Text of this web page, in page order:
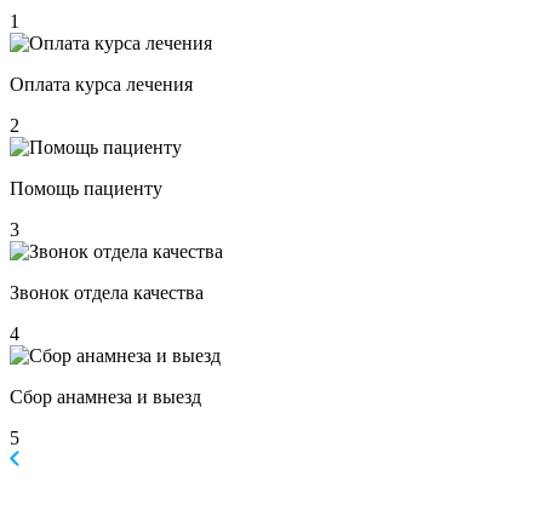
1
Оплата курса лечения
2
Помощь пациенту
3
Звонок отдела качества
4
Сбор анамнеза и выезд
5